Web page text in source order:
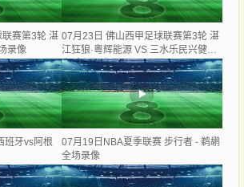
赛第3轮 湛
录像
07月23日 佛山西甲足球联赛第3轮 湛
江狂狼·粵辉能源 VS 三水乐民兴健力
宝 全场录像
班牙vs阿根
07月19日NBA夏季联赛 步行者 - 鹈鹕
全场录像